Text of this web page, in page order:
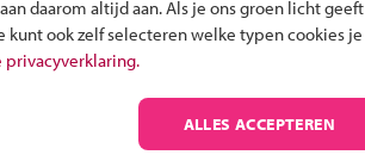
je kind aan te melden bij
daarom altijd aan. Als je ons groen licht geeft
kunt ook zelf selecteren welke typen cookies je
privacyverklaring.
ALLES ACCEPTEREN